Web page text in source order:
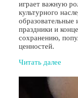
играет важную
культурного
образовательные
праздники и
сохранению,
ценностей.
Читать далее